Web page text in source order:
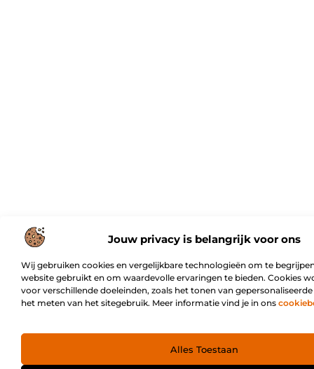
Jouw privacy is belangrijk voor ons
Wij gebruiken cookies en vergelijkbare technologieën om te
website gebruikt en om waardevolle ervaringen te bieden. Cookies
voor verschillende doeleinden, zoals het tonen van
het meten van het sitegebruik. Meer informatie vind je in ons
Alles Toestaan